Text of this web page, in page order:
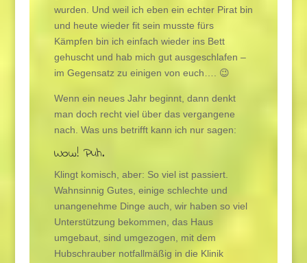
wurden. Und weil ich eben ein echter Pirat bin
und heute wieder fit sein musste fürs
Kämpfen bin ich einfach wieder ins Bett
gehuscht und hab mich gut ausgeschlafen –
im Gegensatz zu einigen von euch…. 😉
Wenn ein neues Jahr beginnt, dann denkt
man doch recht viel über das vergangene
nach. Was uns betrifft kann ich nur sagen:
Wow! Puh.
Klingt komisch, aber: So viel ist passiert.
Wahnsinnig Gutes, einige schlechte und
unangenehme Dinge auch, wir haben so viel
Unterstützung bekommen, das Haus
umgebaut, sind umgezogen, mit dem
Hubschrauber notfallmäßig in die Klinik